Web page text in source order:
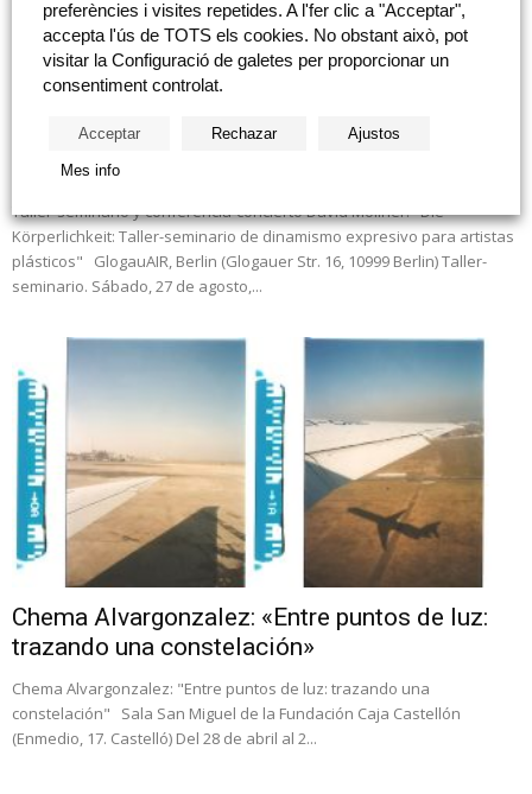
seminario de dinamismo expresivo para
artistas plásticos»
Taller-seminario y conferencia-concierto David Moliner: "Die
Körperlichkeit: Taller-seminario de dinamismo expresivo para artistas
plásticos" GlogauAIR, Berlin (Glogauer Str. 16, 10999 Berlin) Taller-
seminario. Sábado, 27 de agosto,...
Chema Alvargonzalez: «Entre puntos de luz:
trazando una constelación»
Chema Alvargonzalez: "Entre puntos de luz: trazando una
constelación" Sala San Miguel de la Fundación Caja Castellón
(Enmedio, 17. Castelló) Del 28 de abril al 2...
preferències i visites repetides. A l'fer clic a "Acceptar",
accepta l'ús de TOTS els cookies. No obstant això, pot
visitar la Configuració de galetes per proporcionar un
consentiment controlat.
Acceptar Rechazar Ajustos
Mes info